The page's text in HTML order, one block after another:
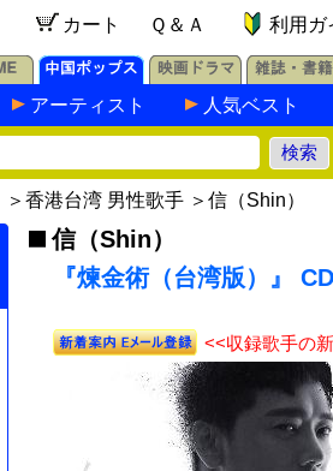
カート Ｑ＆Ａ 利用ガ
アーティスト 人気ベスト
＞ 香港台湾 男性歌手 ＞ 信（Shin）
信（Shin）
『煉金術（台湾版）』
<<収録歌手の